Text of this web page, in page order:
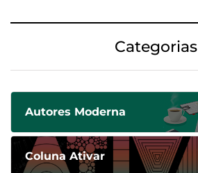
Categorias
Autores Moderna
Coluna Ativar